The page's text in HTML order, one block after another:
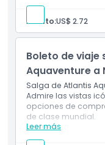
Viaje de ida en
hasta Atlantis
Viaje
playas
acuáticos de
Adulto:US$ 2.72
Boleto de viaje
Aquaventure a
Salga de Atlantis
Admire las vistas
opciones de
de clase mundial.
Leer más
Incluye
Viaje de ida en